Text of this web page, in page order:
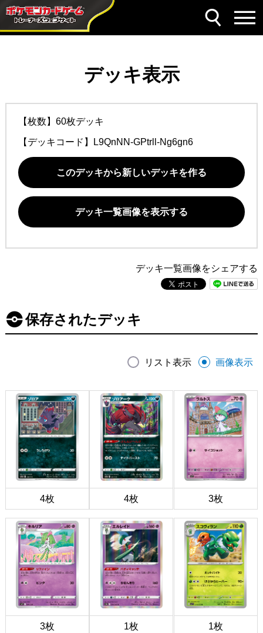
デッキ表示
【枚数】60枚デッキ
【デッキコード】 L9QnNN-GPtrll-Ng6gn6
このデッキから新しいデッキを作る
デッキ一覧画像を表示する
デッキ一覧画像をシェアする
保存されたデッキ
リスト表示 画像表示
4枚 4枚 3枚
3枚 1枚 1枚